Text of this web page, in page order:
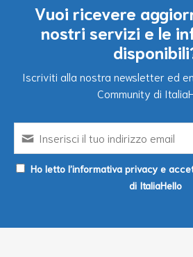
Vuoi ricevere
nostri servizi e le
Iscriviti alla nostra newsletter ed
Community di
Ho letto l’informativa privacy e
di ItaliaHello